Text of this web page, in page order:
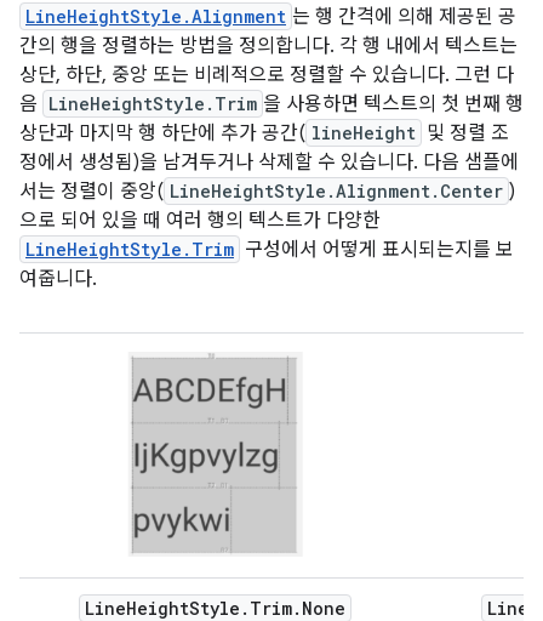
LineHeightStyle.Alignment 는 행 간격에 의해 제공된 공
간의 행을 정렬하는 방법을 정의합니다. 각 행 내에서 텍스트는
상단, 하단, 중앙 또는 비례적으로 정렬할 수 있습니다. 그런 다
음 LineHeightStyle.Trim 을 사용하면 텍스트의 첫 번째 행
상단과 마지막 행 하단에 추가 공간( lineHeight 및 정렬 조
정에서 생성됨)을 남겨두거나 삭제할 수 있습니다. 다음 샘플에
서는 정렬이 중앙( LineHeightStyle.Alignment.Center )
으로 되어 있을 때 여러 행의 텍스트가 다양한
LineHeightStyle.Trim 구성에서 어떻게 표시되는지를 보
여줍니다.
LineHeightStyle.Trim.None